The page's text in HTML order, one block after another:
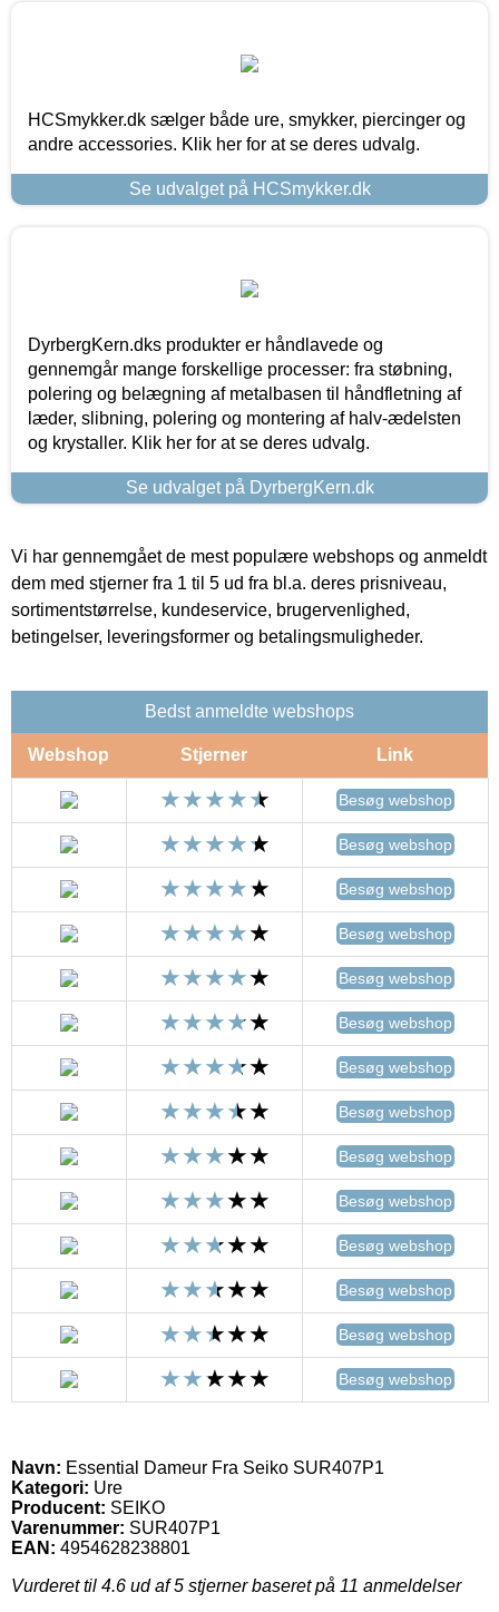
HCSmykker.dk sælger både ure, smykker, piercinger og
andre accessories. Klik her for at se deres udvalg.
Se udvalget på HCSmykker.dk
DyrbergKern.dks produkter er håndlavede og
gennemgår mange forskellige processer: fra støbning,
polering og belægning af metalbasen til håndfletning af
læder, slibning, polering og montering af halv-ædelsten
og krystaller. Klik her for at se deres udvalg.
Se udvalget på DyrbergKern.dk
Vi har gennemgået de mest populære webshops og anmeldt
dem med stjerner fra 1 til 5 ud fra bl.a. deres prisniveau,
sortimentstørrelse, kundeservice, brugervenlighed,
betingelser, leveringsformer og betalingsmuligheder.
Bedst anmeldte webshops
Webshop Stjerner Link
Besøg webshop
Besøg webshop
Besøg webshop
Besøg webshop
Besøg webshop
Besøg webshop
Besøg webshop
Besøg webshop
Besøg webshop
Besøg webshop
Besøg webshop
Besøg webshop
Besøg webshop
Besøg webshop
Navn: Essential Dameur Fra Seiko SUR407P1
Kategori: Ure
Producent: SEIKO
Varenummer: SUR407P1
EAN: 4954628238801
Vurderet til 4.6 ud af 5 stjerner baseret på 11 anmeldelser